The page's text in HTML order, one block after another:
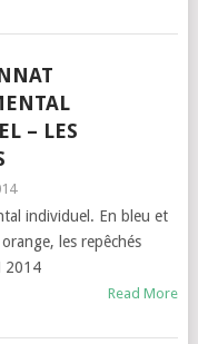
– LES
individuel. En bleu et
les repêchés
2014
Read More